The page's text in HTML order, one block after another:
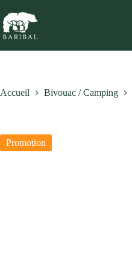
au
contenu
Accueil Bivouac / Camping
Promotion